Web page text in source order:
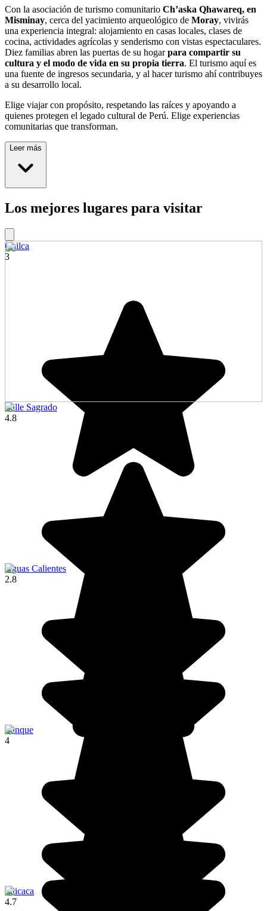
Con la asociación de turismo comunitario Ch’aska Qhawareq, en
Misminay, cerca del yacimiento arqueológico de Moray, vivirás
una experiencia integral: alojamiento en casas locales, clases de
cocina, actividades agrícolas y senderismo con vistas espectaculares.
Diez familias abren las puertas de su hogarpara compartir su
cultura y el modo de vida en su propia tierra. El turismo aquí es
una fuente de ingresos secundaria, y al hacer turismo ahí contribuyes
a su desarrollo local.
Elige viajar con propósito, respetando las raíces y apoyando a
quienes protegen el legado cultural de Perú. Elige experiencias
comunitarias que transforman.
Leer más
Los mejores lugares para visitar
Chilca
3
Valle Sagrado
4.8
Aguas Calientes
2.8
Yanque
4
Titicaca
4.7